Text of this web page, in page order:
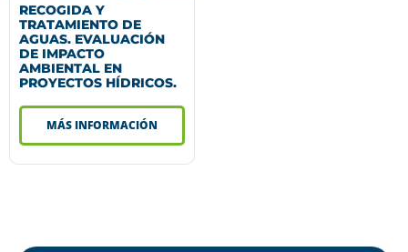
RECOGIDA Y
TRATAMIENTO DE
AGUAS. EVALUACIÓN
DE IMPACTO
AMBIENTAL EN
PROYECTOS HÍDRICOS.
MÁS INFORMACIÓN